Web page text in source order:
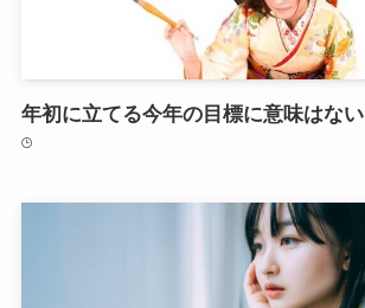
年初に立てる今年の目標に意味はな